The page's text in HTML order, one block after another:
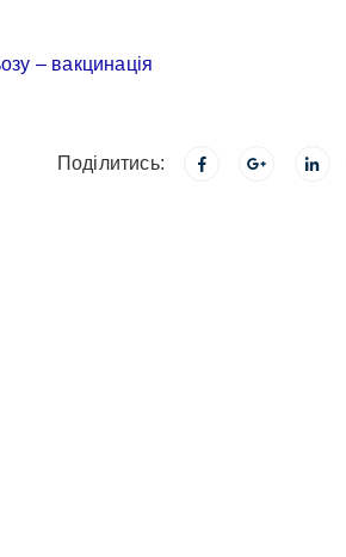
Поділитись: